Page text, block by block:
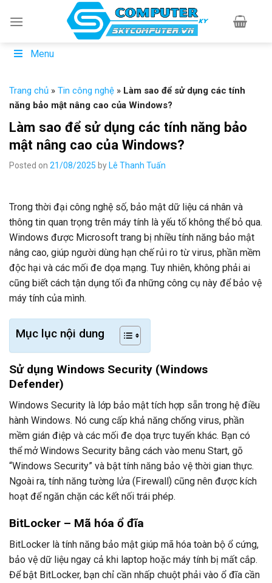
Menu
Trang chủ » Tin công nghệ » Làm sao để sử dụng các tính
năng bảo mật nâng cao của Windows?
Làm sao để sử dụng các tính năng bảo
mật nâng cao của Windows?
Posted on 21/08/2025 by Lê Thanh Tuấn
Trong thời đại công nghệ số, bảo mật dữ liệu cá nhân và
thông tin quan trọng trên máy tính là yếu tố không thể bỏ qua.
Windows được Microsoft trang bị nhiều tính năng bảo mật
nâng cao, giúp người dùng hạn chế rủi ro từ virus, phần mềm
độc hại và các mối đe dọa mạng. Tuy nhiên, không phải ai
cũng biết cách tận dụng tối đa những công cụ này để bảo vệ
máy tính của mình.
Mục lục nội dung
Sử dụng Windows Security (Windows
Defender)
Windows Security là lớp bảo mật tích hợp sẵn trong hệ điều
hành Windows. Nó cung cấp khả năng chống virus, phần
mềm gián điệp và các mối đe dọa trực tuyến khác. Bạn có
thể mở Windows Security bằng cách vào menu Start, gõ
“Windows Security” và bật tính năng bảo vệ thời gian thực.
Ngoài ra, tính năng tường lửa (Firewall) cũng nên được kích
hoạt để ngăn chặn các kết nối trái phép.
BitLocker – Mã hóa ổ đĩa
BitLocker là tính năng bảo mật giúp mã hóa toàn bộ ổ cứng,
bảo vệ dữ liệu ngay cả khi laptop hoặc máy tính bị mất cắp.
Để bật BitLocker, bạn chỉ cần nhấp chuột phải vào ổ đĩa cần